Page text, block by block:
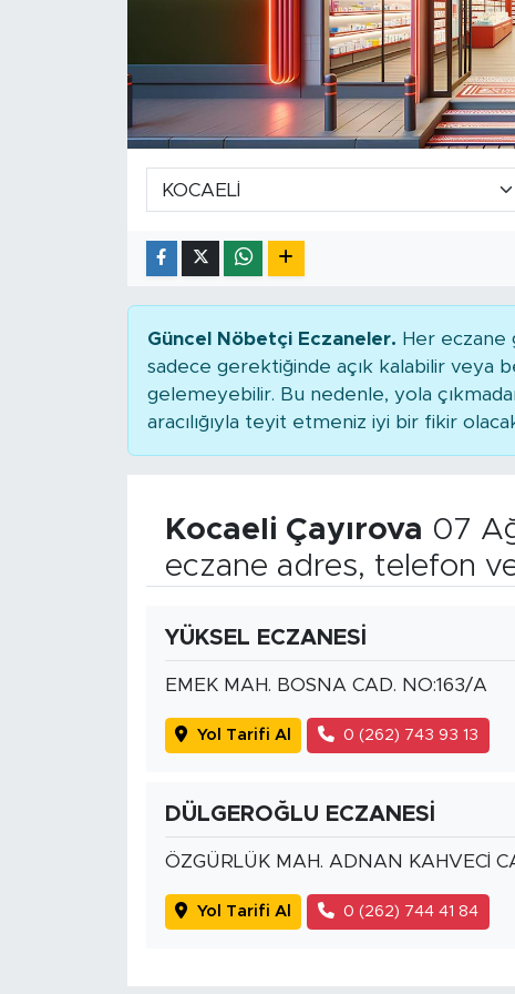
Güncel Nöbetçi Eczaneler. Her eczane
sadece gerektiğinde açık kalabilir veya
gelemeyebilir. Bu nedenle, yola
aracılığıyla teyit etmeniz iyi bir fikir
Kocaeli Çayırova 07
eczane adres, telefon
YÜKSEL ECZANESİ
EMEK MAH. BOSNA CAD. NO:163/A
Yol Tarifi Al 0 (262) 743 93 13
DÜLGEROĞLU ECZANESİ
ÖZGÜRLÜK MAH. ADNAN KAHVECİ
Yol Tarifi Al 0 (262) 744 41 84